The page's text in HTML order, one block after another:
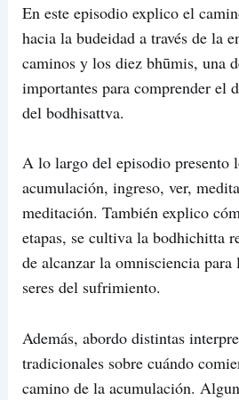
En este episodio explico el
hacia la budeidad a través de la
caminos y los diez bhūmis, una
importantes para comprender el
del bodhisattva.
A lo largo del episodio presento
acumulación, ingreso, ver,
meditación. También explico
etapas, se cultiva la bodhichitta
de alcanzar la omnisciencia
seres del sufrimiento.
Además, abordo distintas
tradicionales sobre cuándo
camino de la acumulación.